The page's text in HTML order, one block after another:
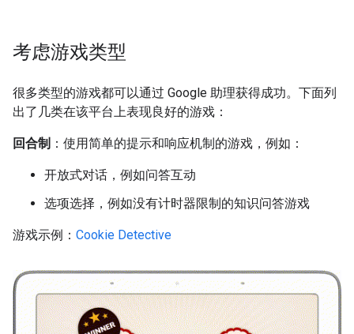
考虑游戏类型
很多类型的游戏都可以通过 Google 助理获得成功。下面列
出了几类在该平台上表现良好的游戏：
回合制 ：使用简单的提示和响应机制的游戏，例如：
开放式对话，例如问答互动
选项选择，例如没有计时器限制的知识问答游戏
游戏示例： Cookie Detective